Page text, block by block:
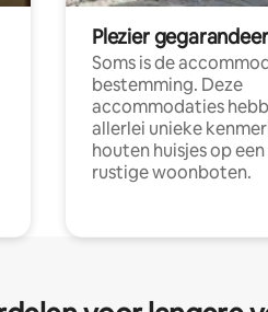
Plezier
Soms is de
bestemming. Deze
accommodaties
allerlei unieke
houten huisjes op
rustige woonboten.